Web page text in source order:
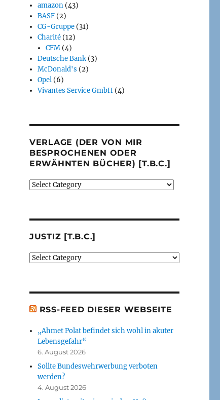
amazon (43)
BASF (2)
CG-Gruppe (31)
Charité (12)
CFM (4)
Deutsche Bank (3)
McDonald's (2)
Opel (6)
Vivantes Service GmbH (4)
VERLAGE (DER VON MIR
BESPROCHENEN ODER
ERWÄHNTEN BÜCHER) [T.B.C.]
Verlage
oder
Bücher)
JUSTIZ [T.B.C.]
Justiz
RSS-FEED DIESER WEBSEITE
„Ahmet Polat befindet sich wohl in akuter
Lebensgefahr“
6. August 2026
Sollte Bundeswehrwerbung verboten
werden?
4. August 2026